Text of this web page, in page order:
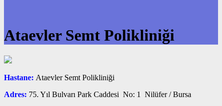
Ataevler Semt Polikliniği
Hastane: Ataevler Semt Polikliniği
Adres: 75. Yıl Bulvarı Park Caddesi No: 1 Nilüfer/ Bursa